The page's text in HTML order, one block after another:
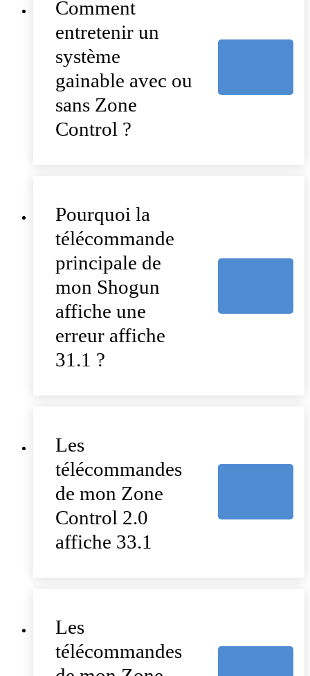
Comment
entretenir un
système
gainable avec ou
sans Zone
Control ?
Pourquoi la
télécommande
principale de
mon Shogun
affiche une
erreur affiche
31.1 ?
Les
télécommandes
de mon Zone
Control 2.0
affiche 33.1
Les
télécommandes